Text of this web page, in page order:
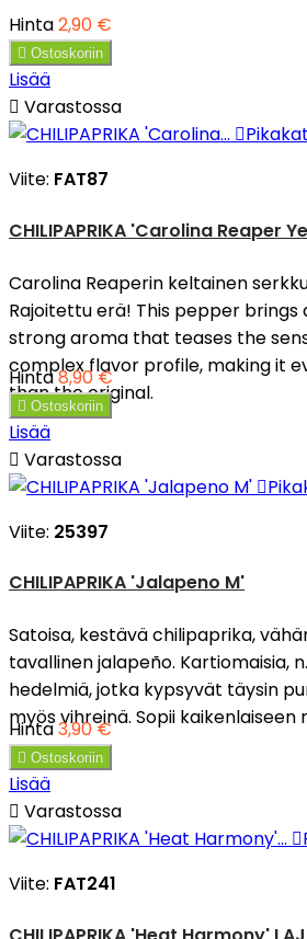
Hinta2,90 €
 Ostoskoriin
Lisää
 Varastossa

Viite: FAT87
CHILIPAPRIKA 'Carolina Reaper
Carolina Reaperin keltainen
Rajoitettu erä! This pepper brings
strong aroma that teases the
complex flavor profile, making it
than the original.
Hinta8,90 €
 Ostoskoriin
Lisää
 Varastossa

Viite: 25397
CHILIPAPRIKA 'Jalapeno M'
Satoisa, kestävä chilipaprika,
tavallinen jalapeño. Kartiomaisia,
hedelmiä, jotka kypsyvät täysin
myös vihreinä. Sopii kaikenlaiseen
Hinta3,90 €
 Ostoskoriin
Lisää
 Varastossa

Viite: FAT241